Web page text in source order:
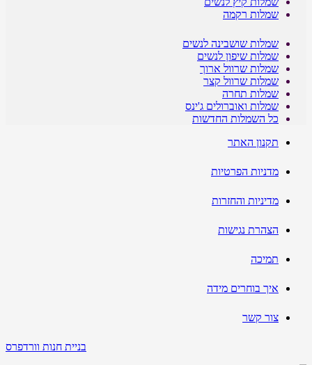
שמלות רקמה
שמלות שושבינה לנשים
שמלות שיפון לנשים
שמלות שרוול ארוך
שמלות שרוול קצר
שמלות תחרה
שמלות ואוברולים ג'ינס
כל השמלות החדשות
תקנון האתר
מדניות הפרטיות
מדיניות והחזרות
הצהרת נגישות
תמיכה
איך בוחרים מידה
צור קשר
בניית חנות וורדפרס